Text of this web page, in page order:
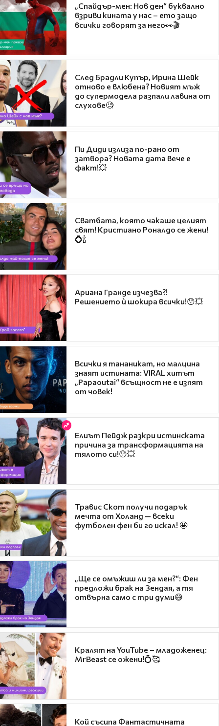
„Спайдър-мен: Нов ден“ буквално
взриви кината у нас – ето защо
всички говорят за него👀🎬
След Брадли Купър, Ирина Шейк
отново е влюбена? Новият мъж
до супермодела разпали лавина от
слухове🧐
Пи Диди излиза по-рано от
затвора? Новата дата вече е
факт!💥
Сватбата, която чакаше целият
свят! Кристиано Роналдо се жени!
💍🍾
Ариана Гранде изчезва?!
Решението ѝ шокира всички!😯💥
Всички я тананикат, но малцина
знаят истината: VIRAL хитът
„Papaoutai“ всъщност не е изпят
от човек!
Елиът Пейдж разкри истинската
причина за трансформацията на
тялото си!😯💥
Травис Скот получи подарък
мечта от Холанд — всеки
футболен фен би го искал! 🤩
„Ще се омъжиш ли за мен?“: Фен
предложи брак на Зендая, а тя
отвърна само с три думи😅
Кралят на YouTube – младоженец:
MrBeast се ожени!💍🥰
Кой съсипа Фантастичната